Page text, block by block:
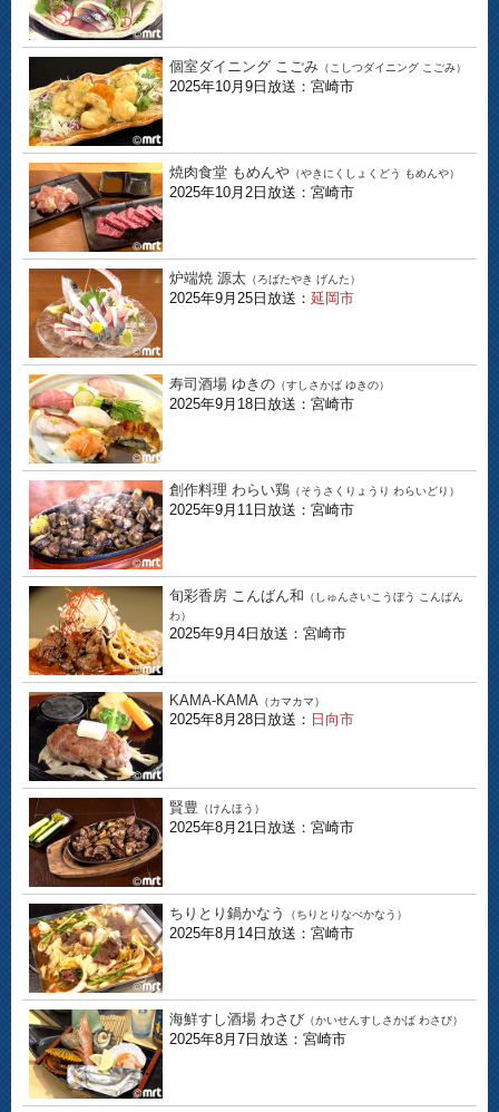
個室ダイニング こごみ （こしつダイニング こごみ）
2025年10月9日放送：宮崎市
焼肉食堂 もめんや （やきにくしょくどう もめんや）
2025年10月2日放送：宮崎市
炉端焼 源太 （ろばたやき げんた）
2025年9月25日放送： 延岡市
寿司酒場 ゆきの （すしさかば ゆきの）
2025年9月18日放送：宮崎市
創作料理 わらい鶏 （そうさくりょうり わらいどり）
2025年9月11日放送：宮崎市
旬彩香房 こんばん和 （しゅんさいこうぼう こんばん
わ）
2025年9月4日放送：宮崎市
KAMA-KAMA （カマカマ）
2025年8月28日放送： 日向市
賢豊 （けんほう）
2025年8月21日放送：宮崎市
ちりとり鍋かなう （ちりとりなべかなう）
2025年8月14日放送：宮崎市
海鮮すし酒場 わさび （かいせんすしさかば わさび）
2025年8月7日放送：宮崎市